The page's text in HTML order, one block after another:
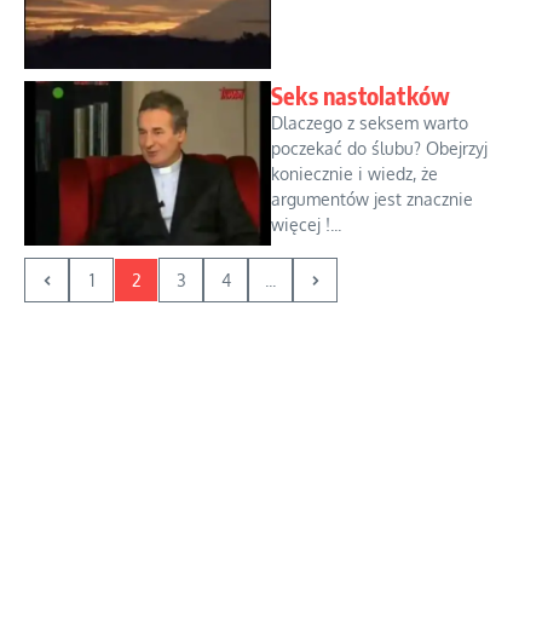
Seks nastolatków
Dlaczego z seksem warto
poczekać do ślubu? Obejrzyj
koniecznie i wiedz, że
argumentów jest znacznie
więcej !...
1 2 3 4